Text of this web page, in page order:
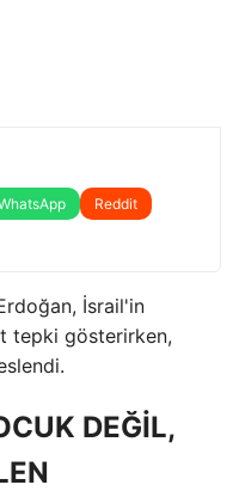
Reddit
İsrail'in
tepki gösterirken,
DEĞİL,